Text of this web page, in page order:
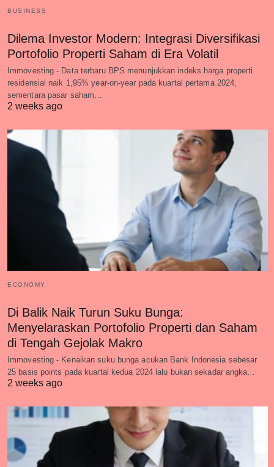
BUSINESS
Dilema Investor Modern: Integrasi Diversifikasi
Portofolio Properti Saham di Era Volatil
Immovesting - Data terbaru BPS menunjukkan indeks harga properti
residensial naik 1,95% year-on-year pada kuartal pertama 2024,
sementara pasar saham…
2 weeks ago
ECONOMY
Di Balik Naik Turun Suku Bunga:
Menyelaraskan Portofolio Properti dan Saham
di Tengah Gejolak Makro
Immovesting - Kenaikan suku bunga acukan Bank Indonesia sebesar
25 basis points pada kuartal kedua 2024 lalu bukan sekadar angka…
2 weeks ago